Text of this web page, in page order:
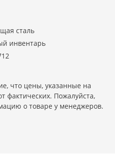
сталь
инвентарь
что цены, указанные на
фактических. Пожалуйста,
о товаре у менеджеров.